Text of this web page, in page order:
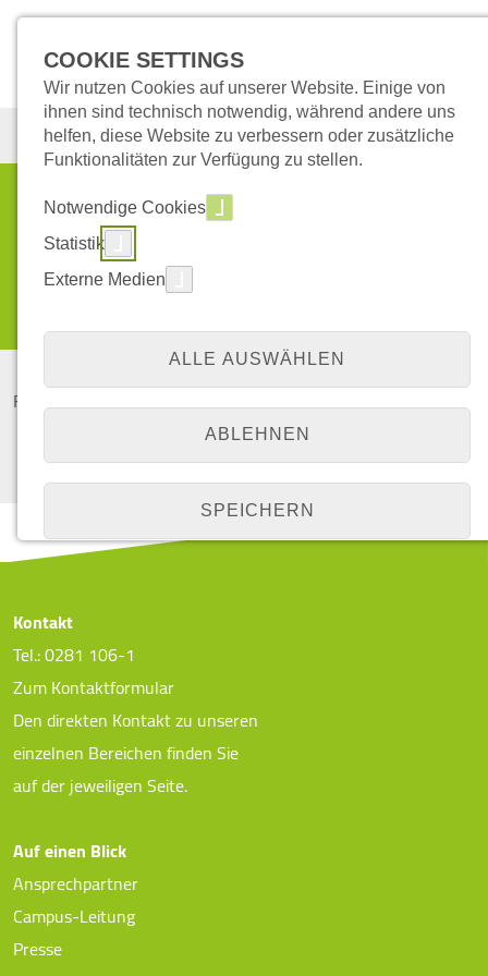
Ihre Suche nach:
Für Ihre Suche nachgab es0Treffer.
Kontakt
Tel.: 0281 106-1
Zum Kontaktformular
Den direkten Kontakt zu unseren
einzelnen Bereichen finden Sie
auf der jeweiligen Seite.
Auf einen Blick
Ansprechpartner
Campus-Leitung
Presse
COOKIE SETTINGS
Wir nutzen Cookies auf unserer Website. Einige von
ihnen sind technisch notwendig, während andere uns
helfen, diese Website zu verbessern oder zusätzliche
Funktionalitäten zur Verfügung zu stellen.
Notwendige Cookies
Statistik
Externe Medien
ALLE AUSWÄHLEN
ABLEHNEN
SPEICHERN
NOTWENDIGE COOKIES
Funktionen und sind für die einwandfreie Funktion
der Website erforderlich.
Zweck: